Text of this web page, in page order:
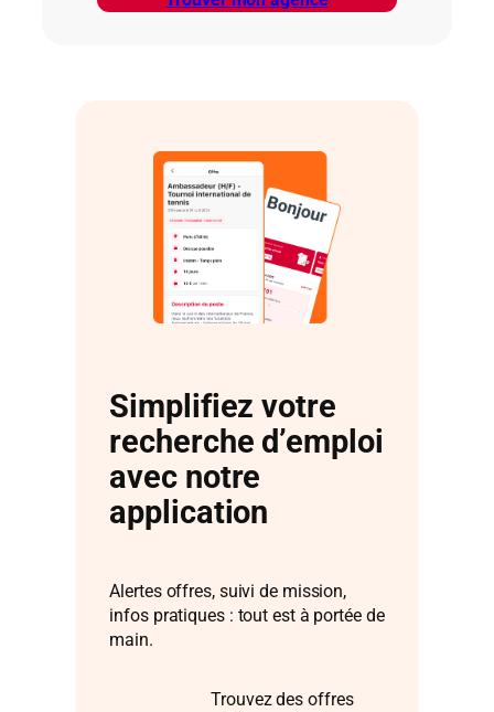
Simplifiez votre
recherche d’emploi
avec notre
application
Alertes offres, suivi de mission,
infos pratiques : tout est à portée de
main.
Trouvez des offres